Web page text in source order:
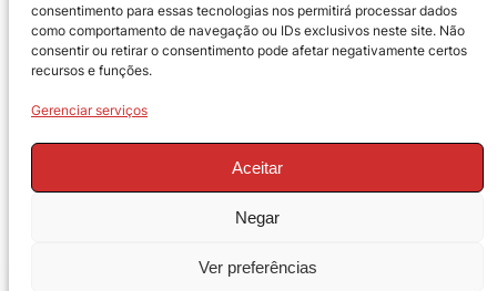
consentimento para essas tecnologias nos permitirá processar dados
como comportamento de navegação ou IDs exclusivos neste site. Não
consentir ou retirar o consentimento pode afetar negativamente certos
recursos e funções.
Gerenciar serviços
Aceitar
Negar
Ver preferências
Política de Troca e Devoluções
Política de Reembolso
18.269.230/0001-16. Todos os direitos